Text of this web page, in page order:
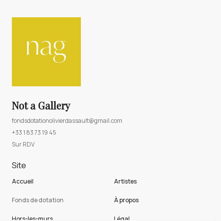
Not a Gallery
fondsdotationolivierdassault@gmail.com
+33 1 83 73 19 45
Sur RDV
Site
Accueil
Fonds de dotation
Hors-les-murs
Artistes
À propos
Légal